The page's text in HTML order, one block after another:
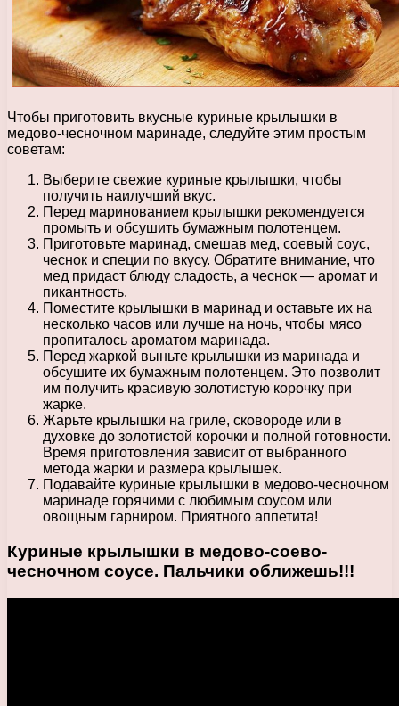
Чтобы приготовить вкусные куриные крылышки в
медово-чесночном маринаде, следуйте этим простым
советам:
Выберите свежие куриные крылышки, чтобы
получить наилучший вкус.
Перед маринованием крылышки рекомендуется
промыть и обсушить бумажным полотенцем.
Приготовьте маринад, смешав мед, соевый соус,
чеснок и специи по вкусу. Обратите внимание, что
мед придаст блюду сладость, а чеснок — аромат и
пикантность.
Поместите крылышки в маринад и оставьте их на
несколько часов или лучше на ночь, чтобы мясо
пропиталось ароматом маринада.
Перед жаркой выньте крылышки из маринада и
обсушите их бумажным полотенцем. Это позволит
им получить красивую золотистую корочку при
жарке.
Жарьте крылышки на гриле, сковороде или в
духовке до золотистой корочки и полной готовности.
Время приготовления зависит от выбранного
метода жарки и размера крылышек.
Подавайте куриные крылышки в медово-чесночном
маринаде горячими с любимым соусом или
овощным гарниром. Приятного аппетита!
Куриные крылышки в медово-соево-
чесночном соусе. Пальчики оближешь!!!